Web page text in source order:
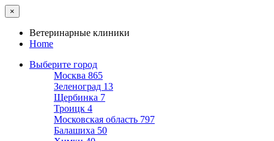
×
Ветеринарные клиники
Home
Выберите город
Москва 865
Зеленоград 13
Щербинка 7
Троицк 4
Московская область 797
Балашиха 50